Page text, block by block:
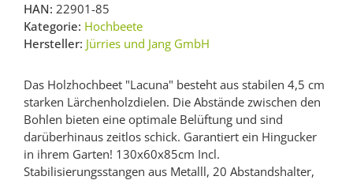
HAN: 22901-85
Kategorie: Hochbeete
Hersteller: Jürries und Jang GmbH
Das Holzhochbeet "Lacuna" besteht aus stabilen 4,5 cm
starken Lärchenholzdielen. Die Abstände zwischen den
Bohlen bieten eine optimale Belüftung und sind
darüberhinaus zeitlos schick. Garantiert ein Hingucker
in ihrem Garten! 130x60x85cm Incl.
Stabilisierungsstangen aus Metalll, 20 Abstandshalter,